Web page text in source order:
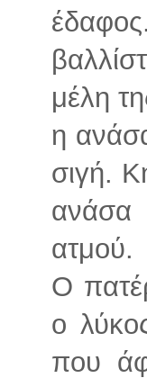
μέλη
η
σιγή.
ανάσα
ατμού.
Ο
ο
που